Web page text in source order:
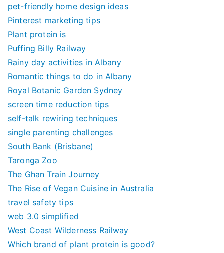
pet-friendly home design ideas
Pinterest marketing tips
Plant protein is
Puffing Billy Railway
Rainy day activities in Albany
Romantic things to do in Albany
Royal Botanic Garden Sydney
screen time reduction tips
self-talk rewiring techniques
single parenting challenges
South Bank (Brisbane)
Taronga Zoo
The Ghan Train Journey
The Rise of Vegan Cuisine in Australia
travel safety tips
web 3.0 simplified
West Coast Wilderness Railway
Which brand of plant protein is good?